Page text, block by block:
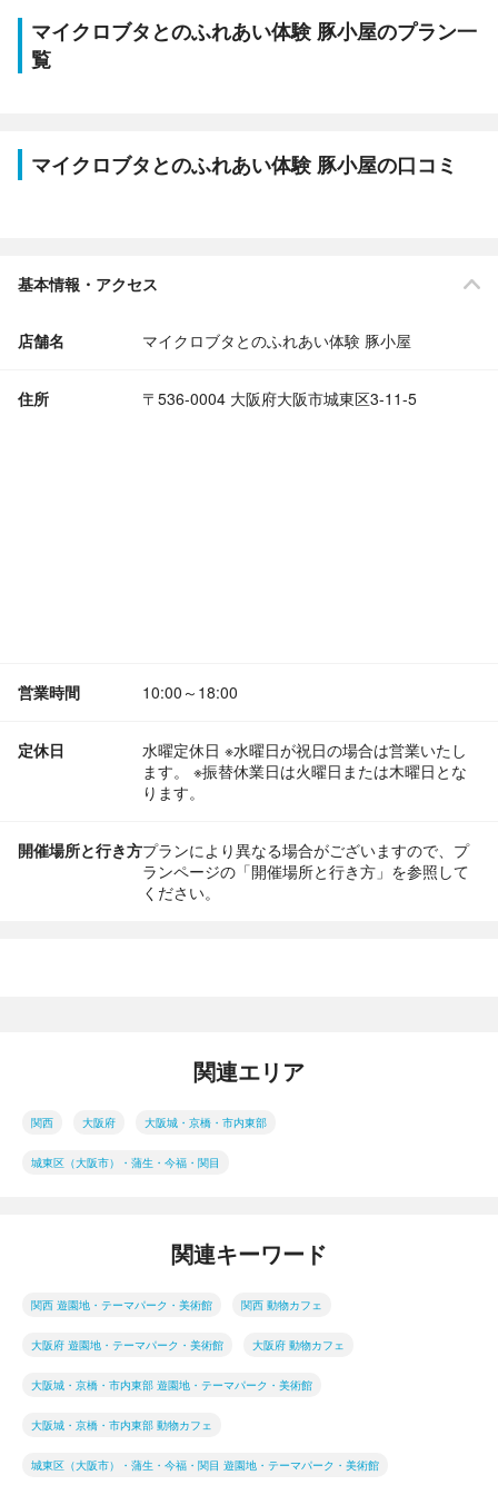
マイクロブタとのふれあい体験 豚小屋のプラン一
覧
マイクロブタとのふれあい体験 豚小屋の口コミ
基本情報・アクセス
店舗名 マイクロブタとのふれあい体験 豚小屋
住所 〒536-0004 大阪府大阪市城東区3-11-5
営業時間 10:00～18:00
定休日
水曜定休日 ※水曜日が祝日の場合は営業いたし
ます。 ※振替休業日は火曜日または木曜日とな
ります。
開催場所と行き方プランにより異なる場合がございますので、プ
ランページの「開催場所と行き方」を参照して
ください。
関連エリア
関西 大阪府 大阪城・京橋・市内東部
城東区（大阪市）・蒲生・今福・関目
関連キーワード
関西 遊園地・テーマパーク・美術館 関西 動物カフェ
大阪府 遊園地・テーマパーク・美術館 大阪府 動物カフェ
大阪城・京橋・市内東部 遊園地・テーマパーク・美術館
大阪城・京橋・市内東部 動物カフェ
城東区（大阪市）・蒲生・今福・関目 遊園地・テーマパーク・美術館